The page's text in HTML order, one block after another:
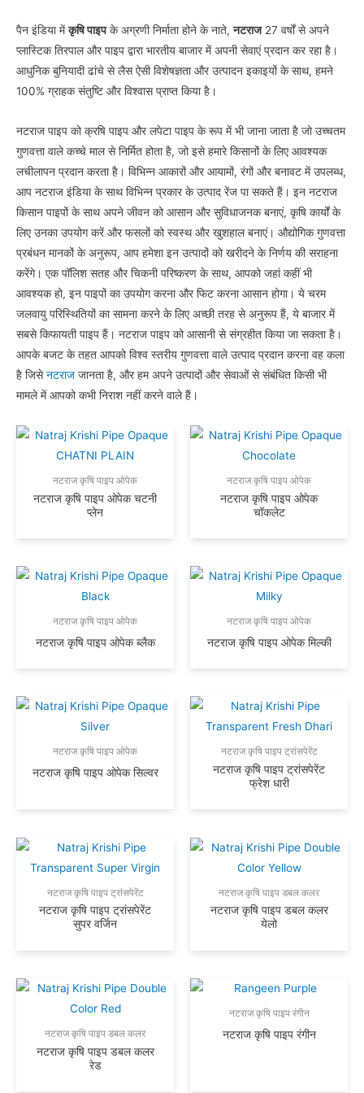
पैन इंडिया मेंकृषि पाइपके अग्रणी निर्माता होने के नाते,नटराज27 वर्षों से अपने
प्लास्टिक तिरपाल और पाइप द्वारा भारतीय बाजार में अपनी सेवाएं प्रदान कर रहा है।
आधुनिक बुनियादी ढांचे से लैस ऐसी विशेषज्ञता और उत्पादन इकाइयों के साथ, हमने
100% ग्राहक संतुष्टि और विश्वास प्राप्त किया है।
नटराज पाइप को क्रषि पाइप और लपेटा पाइप के रूप में भी जाना जाता है जो उच्चतम
गुणवत्ता वाले कच्चे माल से निर्मित होता है, जो इसे हमारे किसानों के लिए आवश्यक
लचीलापन प्रदान करता है। विभिन्न आकारों और आयामों, रंगों और बनावट में उपलब्ध,
आप नटराज इंडिया के साथ विभिन्न प्रकार के उत्पाद रेंज पा सकते हैं। इन नटराज
किसान पाइपों के साथ अपने जीवन को आसान और सुविधाजनक बनाएं, कृषि कार्यों के
लिए उनका उपयोग करें और फसलों को स्वस्थ और खुशहाल बनाएं। औद्योगिक गुणवत्ता
प्रबंधन मानकों के अनुरूप, आप हमेशा इन उत्पादों को खरीदने के निर्णय की सराहना
करेंगे। एक पॉलिश सतह और चिकनी परिष्करण के साथ, आपको जहां कहीं भी
आवश्यक हो, इन पाइपों का उपयोग करना और फिट करना आसान होगा। ये चरम
जलवायु परिस्थितियों का सामना करने के लिए अच्छी तरह से अनुरूप हैं, ये बाजार में
सबसे किफायती पाइप हैं। नटराज पाइप को आसानी से संग्रहीत किया जा सकता है।
आपके बजट के तहत आपको विश्व स्तरीय गुणवत्ता वाले उत्पाद प्रदान करना वह कला
है जिसेनटराज जानता है, और हम अपने उत्पादों और सेवाओं से संबंधित किसी भी
मामले में आपको कभी निराश नहीं करने वाले हैं।
नटराज कृषि पाइप ओपेक
नटराज कृषि पाइप ओपेक चटनी
प्लेन
नटराज कृषि पाइप ओपेक
नटराज कृषि पाइप ओपेक
चॉकलेट
नटराज कृषि पाइप ओपेक
नटराज कृषि पाइप ओपेक ब्लैक
नटराज कृषि पाइप ओपेक
नटराज कृषि पाइप ओपेक मिल्की
नटराज कृषि पाइप ओपेक
नटराज कृषि पाइप ओपेक सिल्वर
नटराज कृषि पाइप ट्रांसपेरेंट
नटराज कृषि पाइप ट्रांसपेरेंट
फ्रेश धारी
नटराज कृषि पाइप ट्रांसपेरेंट
नटराज कृषि पाइप ट्रांसपेरेंट
सुपर वर्जिन
नटराज कृषि पाइप डबल कलर
नटराज कृषि पाइप डबल कलर
येलो
नटराज कृषि पाइप डबल कलर
नटराज कृषि पाइप डबल कलर
रेड
नटराज कृषि पाइप रंगीन
नटराज कृषि पाइप रंगीन